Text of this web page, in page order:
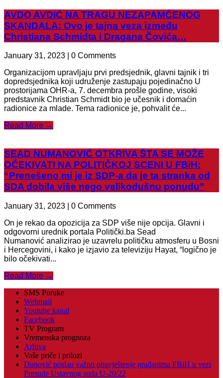
AVDO AVDIĆ NA TRAGU NEZAPAMĆENOG
SKANDALA: Ovo je tajna veza između
Christiana Schmidta i Dragana Čovića…
January 31, 2023 | 0 Comments
Organizacijom upravljaju prvi predsjednik, glavni tajnik i tri
dopredsjednika koji udruženje zastupaju pojedinačno U
prostorijama OHR-a, 7. decembra prošle godine, visoki
predstavnik Christian Schmidt bio je učesnik i domaćin
radionice za mlade. Tema radionice je, pohvalit će...
Read More →
SEAD NUMANOVIĆ OTKRIVA ŠTA SE MOŽE
OČEKIVATI NA POLITIČKOJ SCENI U FBiH:
“Prenešeno mi je iz SDP-a da je ta stranka od
SDA dobila više nego velikodušnu ponudu”
January 31, 2023 | 0 Comments
On je rekao da opozicija za SDP više nije opcija. Glavni i
odgovorni urednik portala Politički.ba Sead
Numanović analizirao je uzavrelu političku atmosferu u Bosni
i Hercegovini, i kako je izjavio za televiziju Hayat, “logično je
bilo očekivati...
Read More →
SMS Poruke
Webmail
Youtube kanal
Facebook
TV Program
Vremenska prognoza
Arhiva
Vaše priče i prilozi
Dunović poslao važno obavještenje građanima FBiH u vezi
Presude Ustavnog suda U-20/22